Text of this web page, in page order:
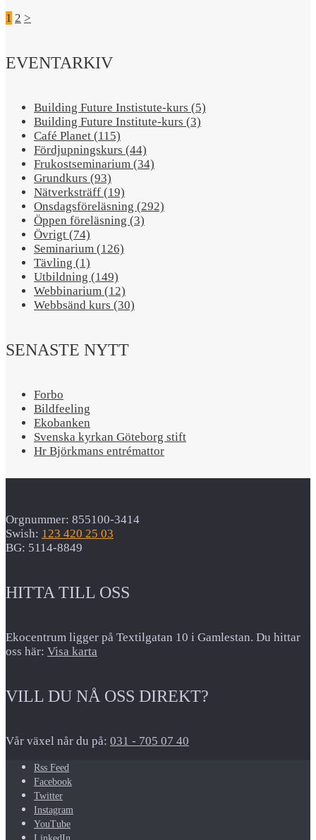
1 2 >
EVENTARKIV
Building Future Instistute-kurs (5)
Building Future Institute-kurs (3)
Café Planet (115)
Fördjupningskurs (44)
Frukostseminarium (34)
Grundkurs (93)
Nätverksträff (19)
Onsdagsföreläsning (292)
Öppen föreläsning (3)
Övrigt (74)
Seminarium (126)
Tävling (1)
Utbildning (149)
Webbinarium (12)
Webbsänd kurs (30)
SENASTE NYTT
Forbo
Bildfeeling
Ekobanken
Svenska kyrkan Göteborg stift
Hr Björkmans entrémattor
Orgnummer: 855100-3414
Swish: 123 420 25 03
BG: 5114-8849
HITTA TILL OSS
Ekocentrum ligger på Textilgatan 10 i Gamlestan. Du hittar
oss här: Visa karta
VILL DU NÅ OSS DIREKT?
Vår växel når du på: 031 - 705 07 40
Rss Feed
Facebook
Twitter
Instagram
YouTube